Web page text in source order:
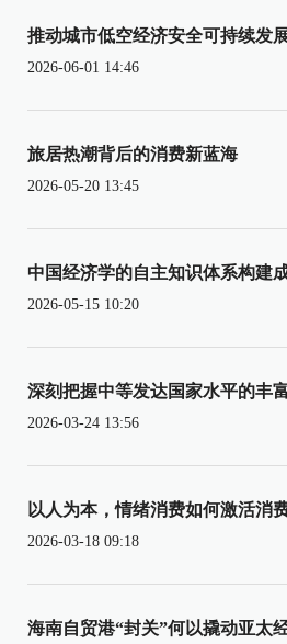
推动城市低空经济安全可持续发
2026-06-01 14:46
旅居热潮背后的消费新蓝海
2026-05-20 13:45
中国经济学的自主知识体系构建
2026-05-15 10:20
深刻把握中等发达国家水平的丰
2026-03-24 13:56
以人为本，情绪消费如何激活消
2026-03-18 09:18
海南自贸港“封关”何以撬动亚太